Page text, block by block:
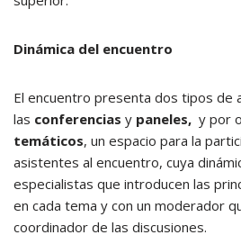
Dinámica del encuentro
El encuentro presenta dos tipos de
las conferencias y paneles, y por
temáticos, un espacio para la
asistentes al encuentro, cuya
especialistas que introducen las
en cada tema y con un moderador
coordinador de las discusiones.